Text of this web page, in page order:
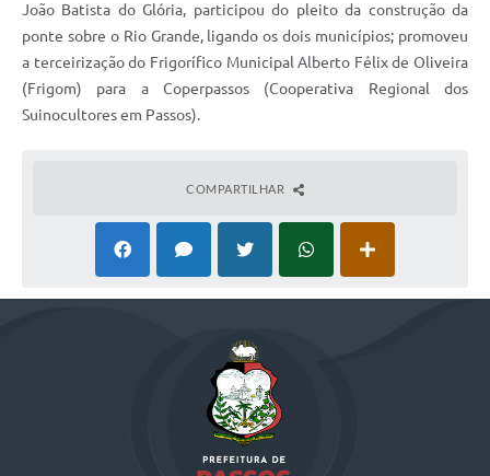
João Batista do Glória, participou do pleito da construção da
ponte sobre o Rio Grande, ligando os dois municípios; promoveu
a terceirização do Frigorífico Municipal Alberto Félix de Oliveira
(Frigom) para a Coperpassos (Cooperativa Regional dos
Suinocultores em Passos).
COMPARTILHAR